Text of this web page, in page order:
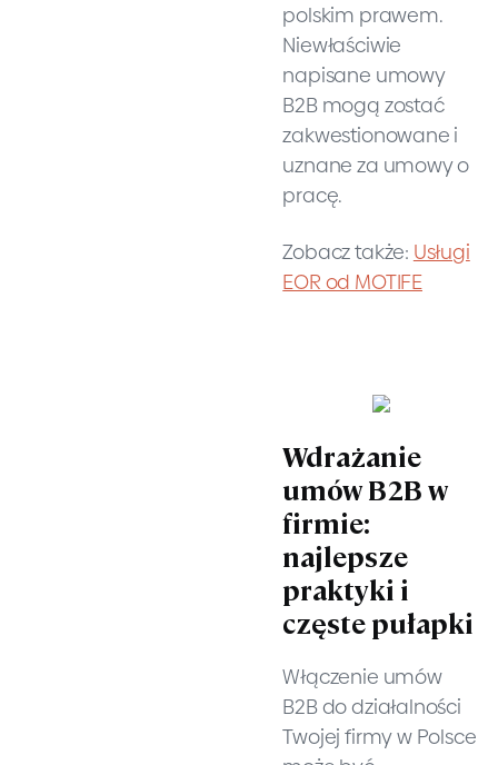
polskim prawem.
Niewłaściwie
napisane umowy
B2B mogą zostać
zakwestionowane i
uznane za umowy o
pracę.
Zobacz także: Usługi
EOR od MOTIFE
Wdrażanie
umów B2B w
firmie:
najlepsze
praktyki i
częste pułapki
Włączenie umów
B2B do działalności
Twojej firmy w Polsce